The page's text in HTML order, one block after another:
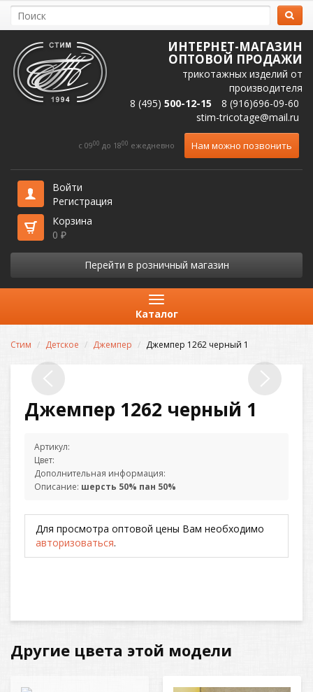
ИНТЕРНЕТ-МАГАЗИН
ОПТОВОЙ ПРОДАЖИ
трикотажных изделий от
производителя
8 (495) 500-12-15
8 (916)696-09-60
stim-tricotage@mail.ru
c 0900 до 1800 ежедневно Нам можно позвонить
Войти
Регистрация
Корзина
0 ₽
Перейти в розничный магазин
Каталог
Стим Детское Джемпер Джемпер 1262 черный 1
Джемпер 1262 черный 1
Артикул:
Цвет:
Дополнительная информация:
Описание: шерсть 50% пан 50%
Для просмотра оптовой цены Вам необходимо
авторизоваться.
Другие цвета этой модели